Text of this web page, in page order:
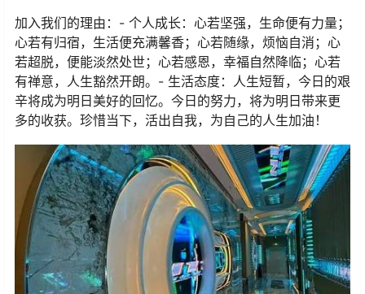
加入我们的理由：- 个人成长：心若坚强，生命便有力量；
心若有归宿，生活便充满馨香；心若随缘，烦恼自消；心
若超脱，便能淡然处世；心若感恩，幸福自然降临；心若
有禅意，人生豁然开朗。- 生活态度：人生短暂，今日的艰
辛将成为明日美好的回忆。今日的努力，将为明日带来更
多的收获。珍惜当下，活出自我，为自己的人生加油！